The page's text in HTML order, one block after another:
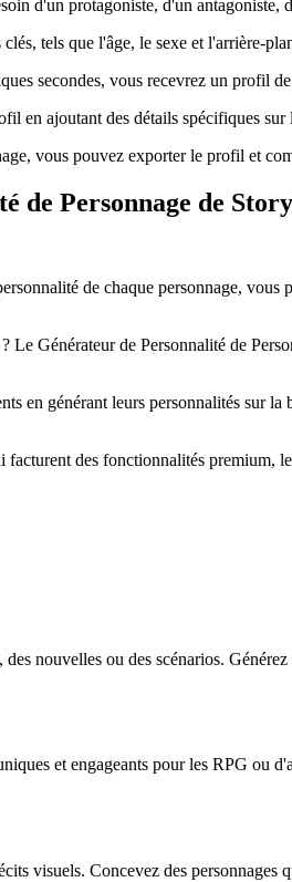
d'un protagoniste, d'un
tels que l'âge, le sexe et l'arrière-
secondes, vous recevrez un profil
en ajoutant des détails spécifiques
vous pouvez exporter le profil et
de Personnage de
de chaque personnage,
Le Générateur de Personnalité de
en générant leurs personnalités sur
des fonctionnalités premium,
nouvelles ou des scénarios.
et engageants pour les RPG ou
visuels. Concevez des